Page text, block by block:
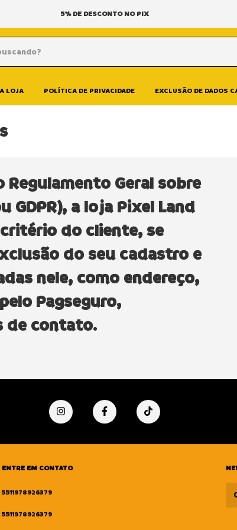
5% DE DESCONTO NO PIX
LOJA POLÍTICA DE PRIVACIDADE EXCLUSÃO DE DADOS
Geral sobre
GDPR), a loja Pixel Land
do cliente, se
do seu cadastro e
nele, como endereço,
Pagseguro,
de contato.
ENTRE EM CONTATO
5511978926379
5511978926379